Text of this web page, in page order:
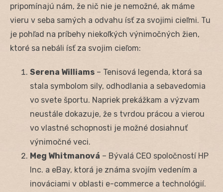
pripomínajú nám, že nič nie je nemožné, ak máme
vieru v seba samých a odvahu ísť za svojimi cieľmi. Tu
je pohľad na príbehy niekoľkých výnimočných žien,
ktoré sa nebáli ísť za svojim cieľom:
Serena Williams – Tenisová legenda, ktorá sa
stala symbolom sily, odhodlania a sebavedomia
vo svete športu. Napriek prekážkam a výzvam
neustále dokazuje, že s tvrdou prácou a vierou
vo vlastné schopnosti je možné dosiahnuť
výnimočné veci.
Meg Whitmanová – Bývalá CEO spoločností HP
Inc. a eBay, ktorá je známa svojím vedením a
inováciami v oblasti e-commerce a technológií.